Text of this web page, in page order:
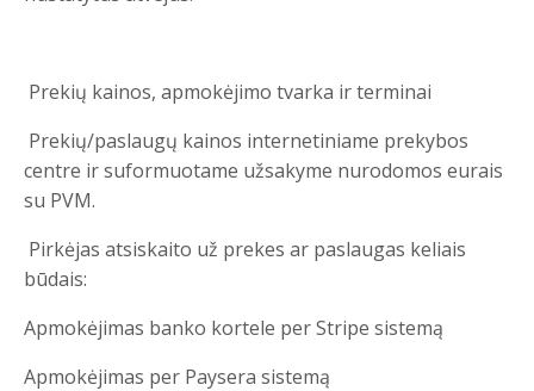
Prekių kainos, apmokėjimo tvarka ir terminai
Prekių/paslaugų kainos internetiniame prekybos
centre ir suformuotame užsakyme nurodomos eurais
su PVM.
Pirkėjas atsiskaito už prekes ar paslaugas keliais
būdais:
Apmokėjimas banko kortele per Stripe sistemą
Apmokėjimas per Paysera sistemą